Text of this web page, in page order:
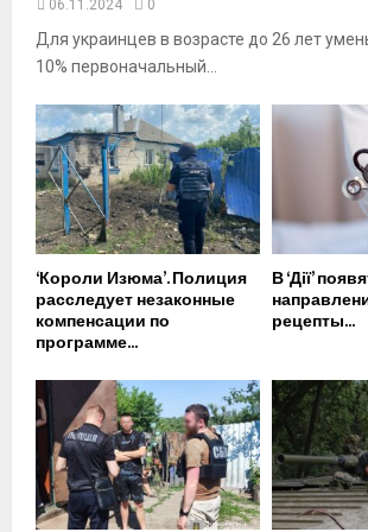
06.11.2024 0
Для украинцев в возрасте до 26 лет
10% первоначальный...
‘Короли Изюма’. Полиция
расследует незаконные
компенсации по
программе...
В ‘Дії’
рецепты...